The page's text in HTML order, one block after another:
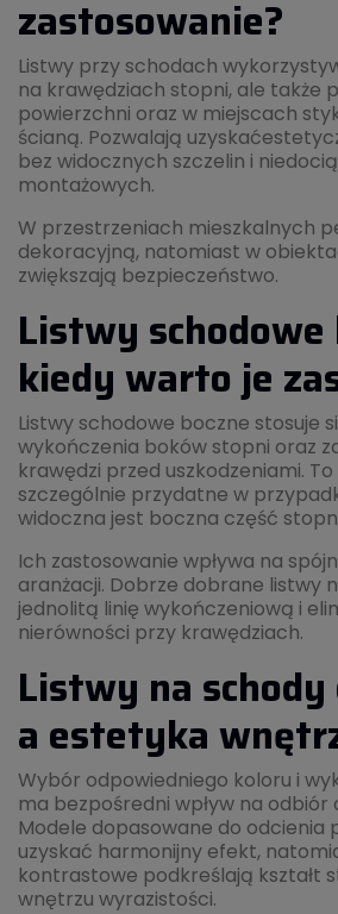
zastosowanie?
Listwy przy schodach
na krawędziach stopni, ale także
powierzchni oraz w miejscach
ścianą. Pozwalają
bez widocznych szczelin i
montażowych.
W przestrzeniach mieszkalnych
dekoracyjną, natomiast w
zwiększają bezpieczeństwo.
Listwy schodowe
kiedy warto je
Listwy schodowe boczne stosuje
wykończenia boków stopni oraz
krawędzi przed uszkodzeniami.
szczególnie przydatne w
widoczna jest boczna część
Ich zastosowanie wpływa na
aranżacji. Dobrze dobrane listwy
jednolitą linię wykończeniową i
nierówności przy krawędziach.
Listwy na
a estetyka
Wybór odpowiedniego koloru i
ma bezpośredni wpływ na odbiór
Modele dopasowane do odcienia
uzyskać harmonijny efekt,
kontrastowe podkreślają kształt
wnętrzu wyrazistości.